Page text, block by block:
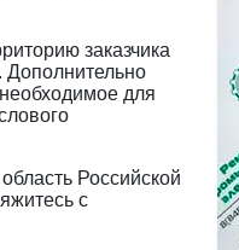
заказчика
Дополнительно
для
Российской
с